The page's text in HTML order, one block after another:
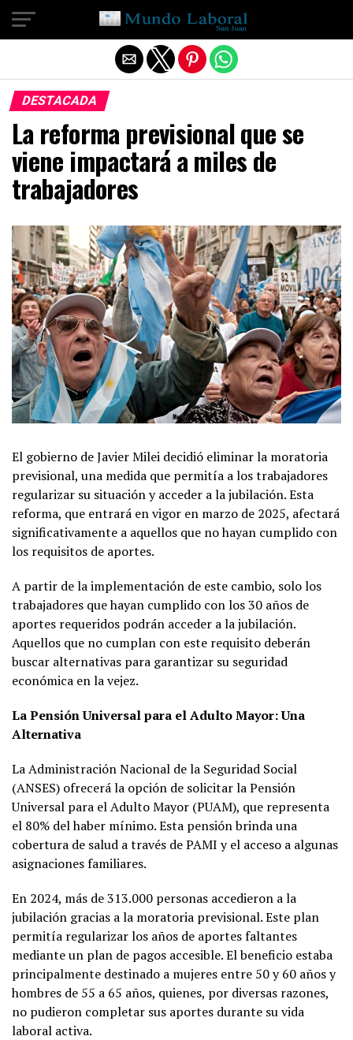
DESTACADA
La reforma previsional que se
viene impactará a miles de
trabajadores
El gobierno de Javier Milei decidió eliminar la moratoria
previsional, una medida que permitía a los trabajadores
regularizar su situación y acceder a la jubilación. Esta
reforma, que entrará en vigor en marzo de 2025, afectará
significativamente a aquellos que no hayan cumplido con
los requisitos de aportes.
A partir de la implementación de este cambio, solo los
trabajadores que hayan cumplido con los 30 años de
aportes requeridos podrán acceder a la jubilación.
Aquellos que no cumplan con este requisito deberán
buscar alternativas para garantizar su seguridad
económica en la vejez.
La Pensión Universal para el Adulto Mayor: Una
Alternativa
La Administración Nacional de la Seguridad Social
(ANSES) ofrecerá la opción de solicitar la Pensión
Universal para el Adulto Mayor (PUAM), que representa
el 80% del haber mínimo. Esta pensión brinda una
cobertura de salud a través de PAMI y el acceso a algunas
asignaciones familiares.
En 2024, más de 313.000 personas accedieron a la
jubilación gracias a la moratoria previsional. Este plan
permitía regularizar los años de aportes faltantes
mediante un plan de pagos accesible. El beneficio estaba
principalmente destinado a mujeres entre 50 y 60 años y
hombres de 55 a 65 años, quienes, por diversas razones,
no pudieron completar sus aportes durante su vida
laboral activa.
Salir de la versión móvil